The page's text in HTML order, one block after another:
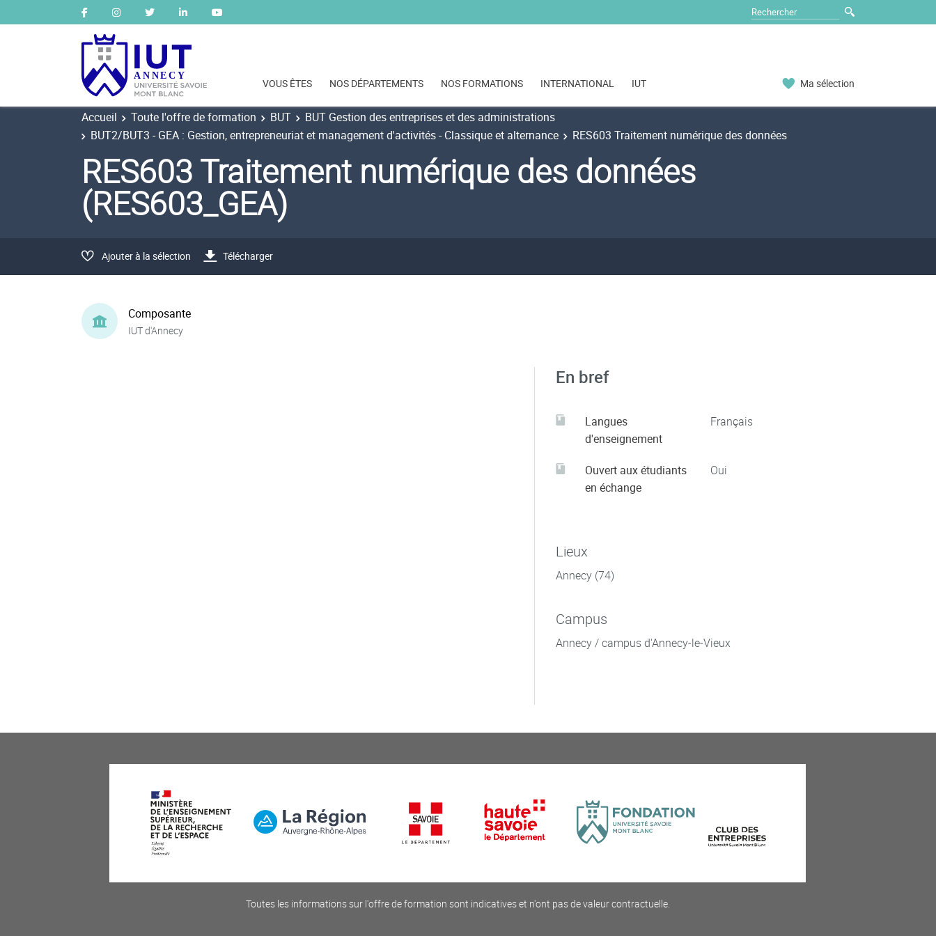
VOUS ÊTES NOS DÉPARTEMENTS NOS FORMATIONS INTERNATIONAL IUT Ma sélection
Accueil Toute l'offre de formation BUT
BUT Gestion des entreprises et des administrations
BUT2/BUT3 - GEA : Gestion, entrepreneuriat et management d'activités - Classique et alternance
RES603 Traitement numérique des données
RES603 Traitement numérique des données
(RES603_GEA)
Ajouter à la sélection Télécharger
Composante
IUT d'Annecy
En bref
Langues
d'enseignement
Français
Ouvert aux étudiants
en échange
Oui
Lieux
Annecy (74)
Campus
Annecy / campus d'Annecy-le-Vieux
Toutes les informations sur l'offre de formation sont indicatives et n'ont pas de valeur contractuelle.